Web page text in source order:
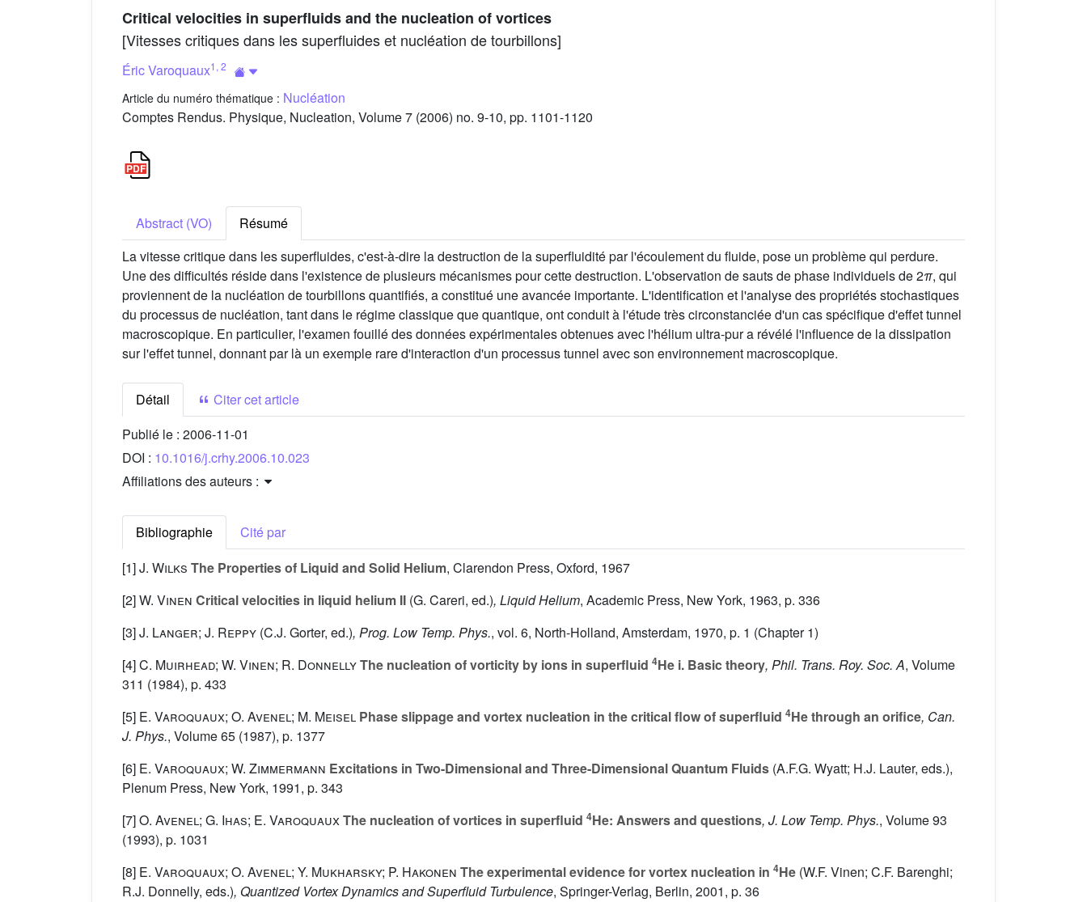
Critical velocities in superfluids and the nucleation of vortices
[Vitesses critiques dans les superfluides et nucléation de tourbillons]
Éric Varoquaux1 , 2
Article du numéro thématique : Nucléation
Comptes Rendus. Physique, Nucleation, Volume 7 (2006) no. 9-10, pp. 1101-1120
Abstract (VO)
Résumé
La vitesse critique dans les superfluides, c'est-à-dire la destruction de la superfluidité par l'écoulement du fluide, pose un problème qui perdure.
Une des difficultés réside dans l'existence de plusieurs mécanismes pour cette destruction. L'observation de sauts de phase individuels de 2π, qui
proviennent de la nucléation de tourbillons quantifiés, a constitué une avancée importante. L'identification et l'analyse des propriétés stochastiques
du processus de nucléation, tant dans le régime classique que quantique, ont conduit à l'étude très circonstanciée d'un cas spécifique d'effet tunnel
macroscopique. En particulier, l'examen fouillé des données expérimentales obtenues avec l'hélium ultra-pur a révélé l'influence de la dissipation
sur l'effet tunnel, donnant par là un exemple rare d'interaction d'un processus tunnel avec son environnement macroscopique.
Détail
Citer cet article
Publié le : 2006-11-01
DOI : 10.1016/j.crhy.2006.10.023
Affiliations des auteurs :
Bibliographie
Cité par
[1]J. Wilks The Properties of Liquid and Solid Helium, Clarendon Press, Oxford, 1967
[2]W. Vinen Critical velocities in liquid helium II (G. Careri, ed.), Liquid Helium, Academic Press, New York, 1963, p. 336
[3]J. Langer; J. Reppy (C.J. Gorter, ed.), Prog. Low Temp. Phys., vol. 6, North-Holland, Amsterdam, 1970, p. 1 (Chapter 1)
[4]C. Muirhead; W. Vinen; R. DonnellyThe nucleation of vorticity by ions in superfluid 4He i. Basic theory, Phil. Trans. Roy. Soc. A, Volume
311 (1984), p. 433
[5] E. Varoquaux; O. Avenel; M. Meisel Phase slippage and vortex nucleation in the critical flow of superfluid 4He through an orifice, Can.
J. Phys., Volume 65 (1987), p. 1377
[6] E. Varoquaux; W. Zimmermann Excitations in Two-Dimensional and Three-Dimensional Quantum Fluids (A.F.G. Wyatt; H.J. Lauter, eds.),
Plenum Press, New York, 1991, p. 343
[7]O. Avenel; G. Ihas; E. VaroquauxThe nucleation of vortices in superfluid 4He: Answers and questions, J. Low Temp. Phys., Volume 93
(1993), p. 1031
[8] E. Varoquaux; O. Avenel; Y. Mukharsky; P. Hakonen The experimental evidence for vortex nucleation in 4He (W.F. Vinen; C.F. Barenghi;
R.J. Donnelly, eds.), Quantized Vortex Dynamics and Superfluid Turbulence, Springer-Verlag, Berlin, 2001, p. 36